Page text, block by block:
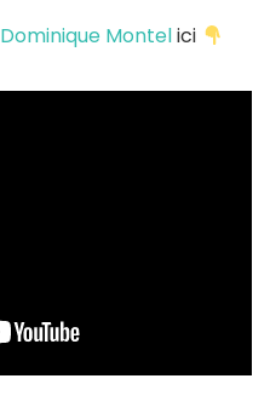
Dominique Montelici